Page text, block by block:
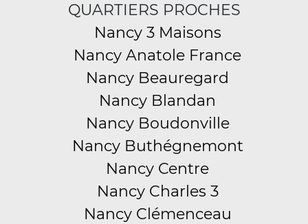
QUARTIERS PROCHES
Nancy 3 Maisons
Nancy Anatole France
Nancy Beauregard
Nancy Blandan
Nancy Boudonville
Nancy Buthégnemont
Nancy Centre
Nancy Charles 3
Nancy Clémenceau